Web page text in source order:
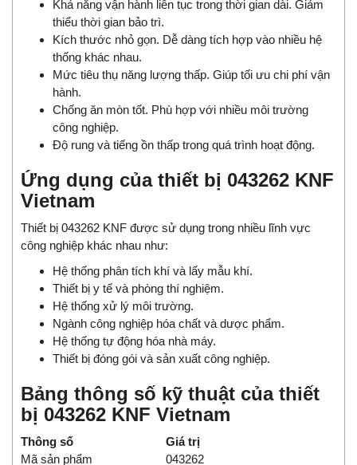
Khả năng vận hành liên tục trong thời gian dài. Giảm
thiểu thời gian bảo trì.
Kích thước nhỏ gọn. Dễ dàng tích hợp vào nhiều hệ
thống khác nhau.
Mức tiêu thụ năng lượng thấp. Giúp tối ưu chi phí vận
hành.
Chống ăn mòn tốt. Phù hợp với nhiều môi trường
công nghiệp.
Độ rung và tiếng ồn thấp trong quá trình hoạt động.
Ứng dụng của thiết bị 043262 KNF
Vietnam
Thiết bị 043262 KNF được sử dụng trong nhiều lĩnh vực
công nghiệp khác nhau như:
Hệ thống phân tích khí và lấy mẫu khí.
Thiết bị y tế và phòng thí nghiệm.
Hệ thống xử lý môi trường.
Ngành công nghiệp hóa chất và dược phẩm.
Hệ thống tự động hóa nhà máy.
Thiết bị đóng gói và sản xuất công nghiệp.
Bảng thông số kỹ thuật của thiết
bị 043262 KNF Vietnam
Thông số
Giá trị
Mã sản phẩm
043262